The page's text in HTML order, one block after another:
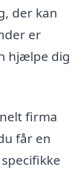
der kan
er
hjælpe dig
firma
får en